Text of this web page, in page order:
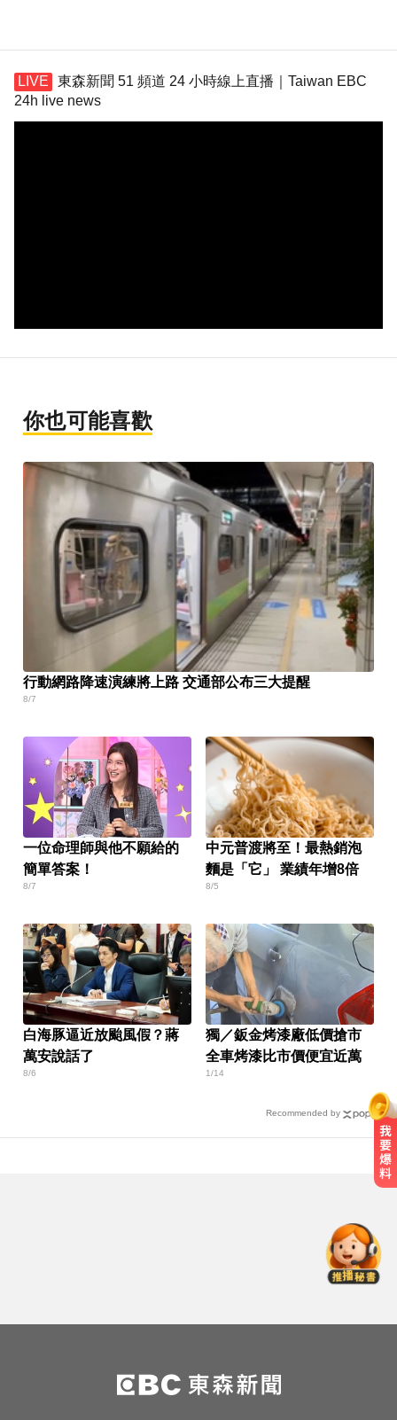
東森新聞 51 頻道 24 小時線上直播｜Taiwan EBC
24h live news
你也可能喜歡
行動網路降速演練將上路 交通部公布三大提醒
8/7
一位命理師與他不願給的
簡單答案！
8/7
中元普渡將至！最熱銷泡
麵是「它」 業績年增8倍
8/5
白海豚逼近放颱風假？蔣
萬安說話了
8/6
獨／鈑金烤漆廠低價搶市
全車烤漆比市價便宜近萬
1/14
Recommended by
停電 沖繩5人受傷
14年豪門婚變！48歲小刀證實離婚
台玻千金：還是家人